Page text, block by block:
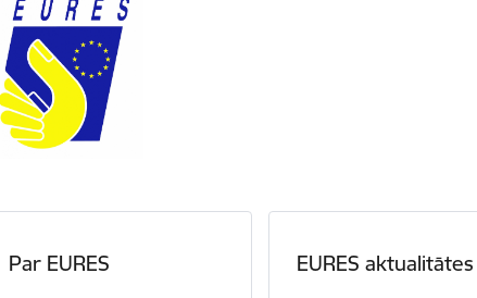
Par EURES EURES aktualitātes